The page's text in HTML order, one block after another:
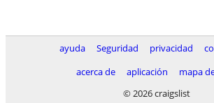
ayuda Seguridad privacidad
acerca de
aplicación
mapa
© 2026 craigslist